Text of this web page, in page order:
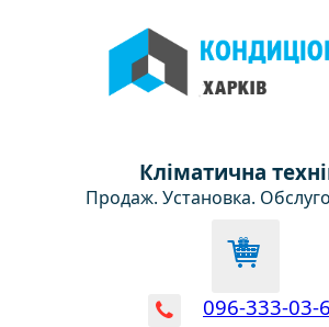
Кліматична
Продаж. Установка.
096-333-03-